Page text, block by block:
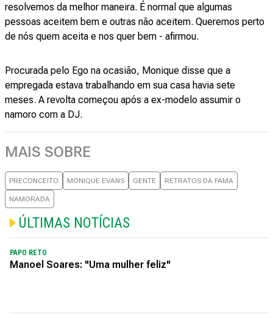
resolvemos da melhor maneira. É normal que algumas
pessoas aceitem bem e outras não aceitem. Queremos perto
de nós quem aceita e nos quer bem - afirmou.
Procurada pelo Ego na ocasião, Monique disse que a
empregada estava trabalhando em sua casa havia sete
meses. A revolta começou após a ex-modelo assumir o
namoro com a DJ.
MAIS SOBRE
PRECONCEITO MONIQUE EVANS GENTE RETRATOS DA FAMA
NAMORADA
ÚLTIMAS NOTÍCIAS
PAPO RETO
Manoel Soares: "Uma mulher feliz"